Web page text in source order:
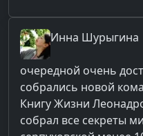
Инна Шурыгина
очередной очень
собрались новой
Книгу Жизни
собрал все секреты